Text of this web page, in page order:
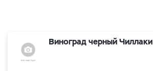
Виноград черный Чиллаки